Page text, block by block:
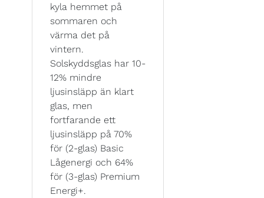
kyla hemmet på
sommaren och
värma det på
vintern.
Solskyddsglas har 10-
12% mindre
ljusinsläpp än klart
glas, men
fortfarande ett
ljusinsläpp på 70%
för (2-glas) Basic
Lågenergi och 64%
för (3-glas) Premium
Energi+.